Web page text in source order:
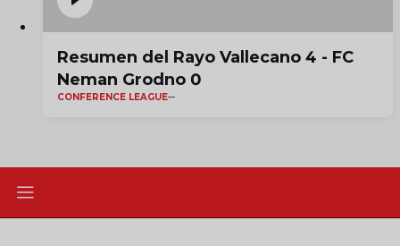
Resumen del Rayo Vallecano 4 - FC
Neman Grodno 0
CONFERENCE LEAGUE